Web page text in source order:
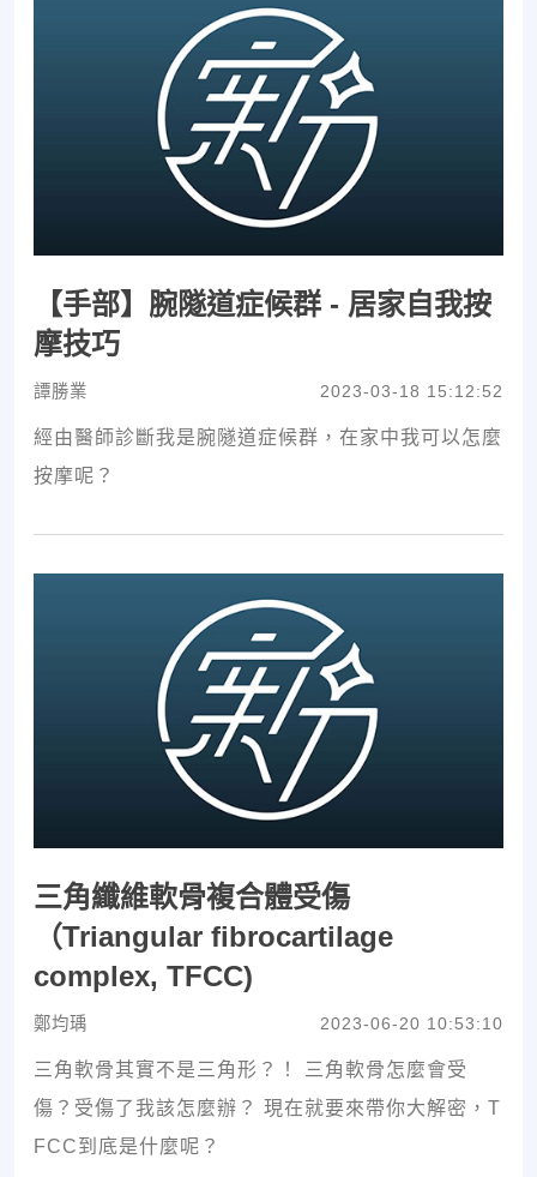
【手部】腕隧道症候群 - 居家自我按
摩技巧
譚勝業 2023-03-18 15:12:52
經由醫師診斷我是腕隧道症候群，在家中我可以怎麼
按摩呢？
三角纖維軟骨複合體受傷
（Triangular fibrocartilage
complex, TFCC)
鄭均瑀 2023-06-20 10:53:10
三角軟骨其實不是三角形？！ 三角軟骨怎麼會受
傷？受傷了我該怎麼辦？ 現在就要來帶你大解密，T
FCC到底是什麼呢？